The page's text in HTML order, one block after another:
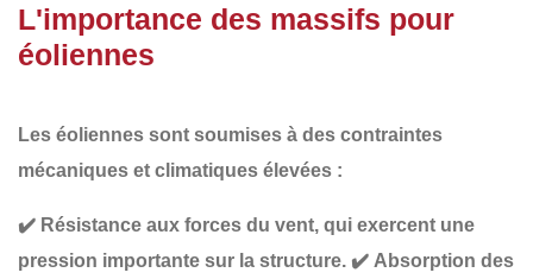
L'importance des massifs pour
éoliennes
Les éoliennes sont soumises à des contraintes
mécaniques et climatiques élevées :
✔️ Résistance aux forces du vent, qui exercent une
pression importante sur la structure. ✔️ Absorption des